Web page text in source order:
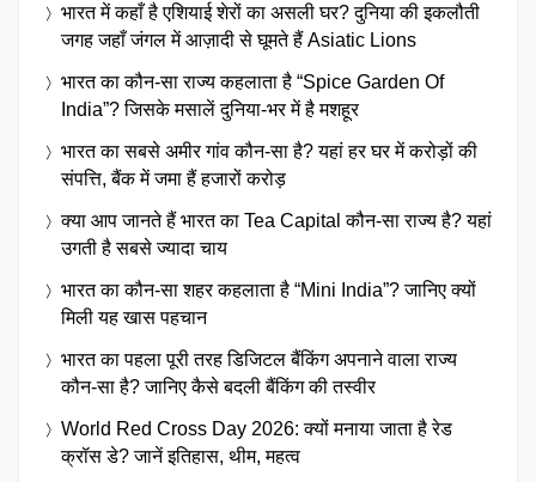
भारत में कहाँ है एशियाई शेरों का असली घर? दुनिया की इकलौती
जगह जहाँ जंगल में आज़ादी से घूमते हैं Asiatic Lions
भारत का कौन-सा राज्य कहलाता है “Spice Garden Of
India”? जिसके मसालें दुनिया-भर में है मशहूर
भारत का सबसे अमीर गांव कौन-सा है? यहां हर घर में करोड़ों की
संपत्ति, बैंक में जमा हैं हजारों करोड़
क्या आप जानते हैं भारत का Tea Capital कौन-सा राज्य है? यहां
उगती है सबसे ज्यादा चाय
भारत का कौन-सा शहर कहलाता है “Mini India”? जानिए क्यों
मिली यह खास पहचान
भारत का पहला पूरी तरह डिजिटल बैंकिंग अपनाने वाला राज्य
कौन-सा है? जानिए कैसे बदली बैंकिंग की तस्वीर
World Red Cross Day 2026: क्यों मनाया जाता है रेड
क्रॉस डे? जानें इतिहास, थीम, महत्व